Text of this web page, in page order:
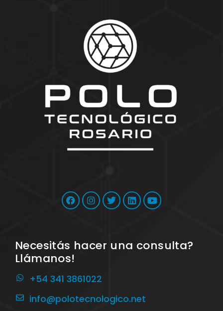
Necesitás hacer una consulta?
Llámanos!
+54 341 3861022
info@polotecnologico.net